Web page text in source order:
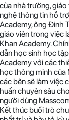
của nhà trường,
nghệ thông tin hỗ
Academy, ông Đinh
giáo viên trong việc
Khan Academy.
dẫn học sinh học
Academy với các
học thông minh của
các bên sẽ làm việc
huấn chuyên sâu
người dùng
Kết thúc buổi trò